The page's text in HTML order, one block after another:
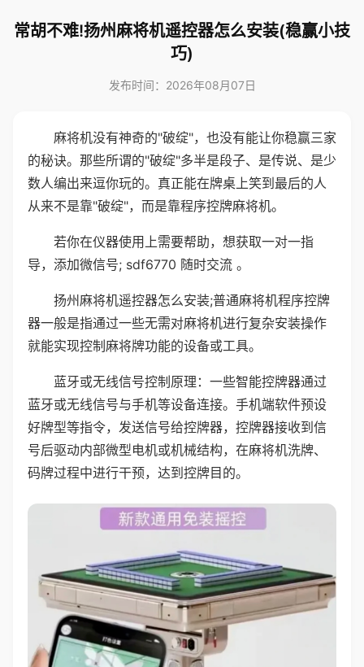
常胡不难!扬州麻将机遥控器怎么安装(稳赢小技
巧)
发布时间：2026年08月07日
麻将机没有神奇的"破绽"，也没有能让你稳赢三家
的秘诀。那些所谓的"破绽"多半是段子、是传说、是少
数人编出来逗你玩的。真正能在牌桌上笑到最后的人
从来不是靠"破绽"，而是靠程序控牌麻将机。
若你在仪器使用上需要帮助，想获取一对一指
导，添加微信号; sdf6770 随时交流 。
扬州麻将机遥控器怎么安装;普通麻将机程序控牌
器一般是指通过一些无需对麻将机进行复杂安装操作
就能实现控制麻将牌功能的设备或工具。
蓝牙或无线信号控制原理：一些智能控牌器通过
蓝牙或无线信号与手机等设备连接。手机端软件预设
好牌型等指令，发送信号给控牌器，控牌器接收到信
号后驱动内部微型电机或机械结构，在麻将机洗牌、
码牌过程中进行干预，达到控牌目的。